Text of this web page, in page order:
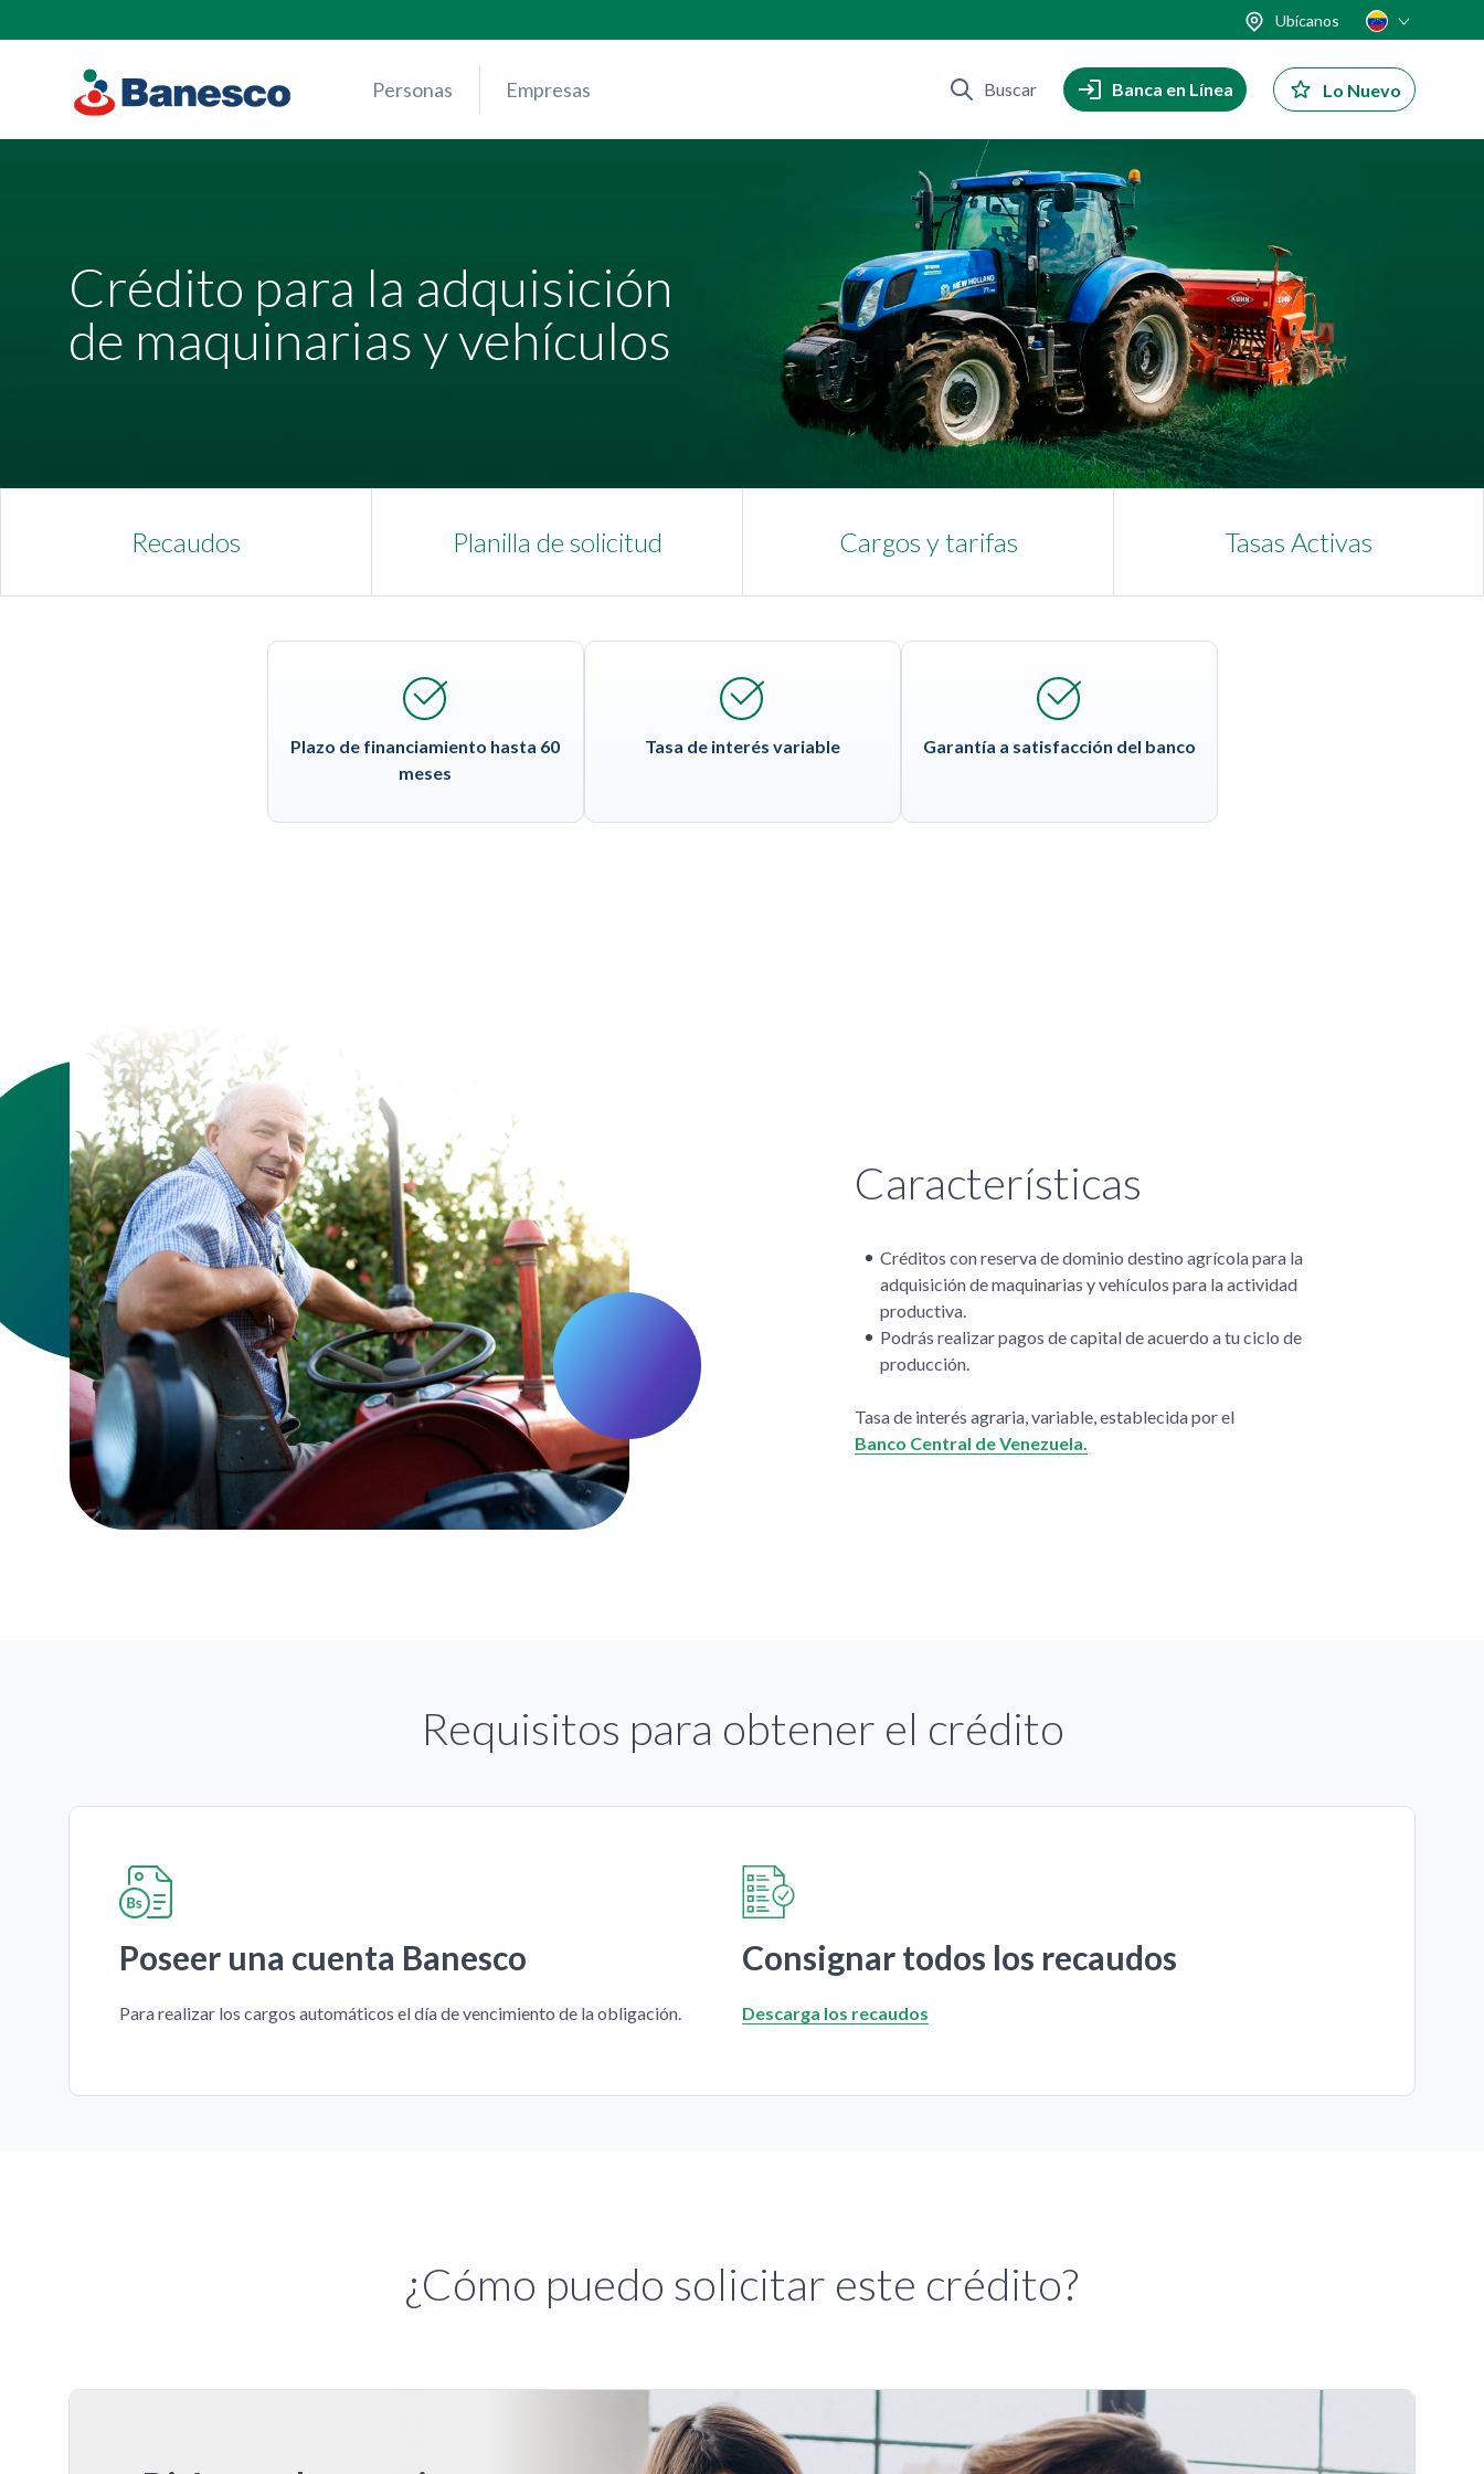
content
Ubícanos
Personas Empresas Buscar Banca en Línea Lo Nuevo
Crédito para la adquisición
de maquinarias y vehículos
Recaudos Planilla de solicitud Cargos y tarifas Tasas Activas
Plazo de financiamiento hasta 60
meses
Tasa de interés variable Garantía a satisfacción del banco
Características
Créditos con reserva de dominio destino agrícola para la
adquisición de maquinarias y vehículos para la actividad
productiva.
Podrás realizar pagos de capital de acuerdo a tu ciclo de
producción.
Tasa de interés agraria, variable, establecida por el
Banco Central de Venezuela.
Requisitos para obtener el crédito
Poseer una cuenta Banesco
Para realizar los cargos automáticos el día de vencimiento de la obligación.
Consignar todos los recaudos
Descarga los recaudos
¿Cómo puedo solicitar este crédito?